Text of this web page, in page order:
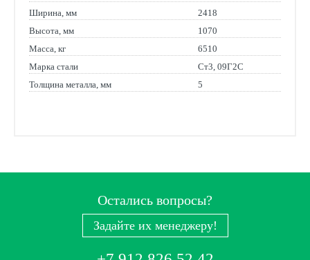
Ширина, мм
2418
Высота, мм
1070
Масса, кг
6510
Марка стали
Ст3, 09Г2С
Толщина металла, мм
5
Остались вопросы?
Задайте их менеджеру!